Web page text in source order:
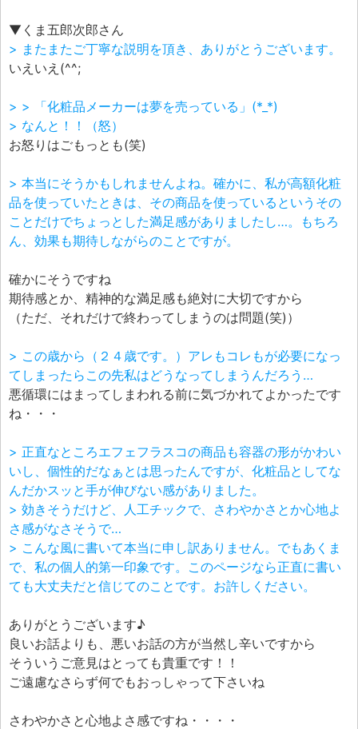
▼くま五郎次郎さん
> またまたご丁寧な説明を頂き、ありがとうございます。
いえいえ(^^;
> > 「化粧品メーカーは夢を売っている」(*_*)
> なんと！！（怒）
お怒りはごもっとも(笑)
> 本当にそうかもしれませんよね。確かに、私が高額化粧
品を使っていたときは、その商品を使っているというその
ことだけでちょっとした満足感がありましたし…。もちろ
ん、効果も期待しながらのことですが。
確かにそうですね
期待感とか、精神的な満足感も絶対に大切ですから
（ただ、それだけで終わってしまうのは問題(笑)）
> この歳から（２４歳です。）アレもコレもが必要になっ
てしまったらこの先私はどうなってしまうんだろう…
悪循環にはまってしまわれる前に気づかれてよかったです
ね・・・
> 正直なところエフェフラスコの商品も容器の形がかわい
いし、個性的だなぁとは思ったんですが、化粧品としてな
んだかスッと手が伸びない感がありました。
> 効きそうだけど、人工チックで、さわやかさとか心地よ
さ感がなさそうで…
> こんな風に書いて本当に申し訳ありません。でもあくま
で、私の個人的第一印象です。このページなら正直に書い
ても大丈夫だと信じてのことです。お許しください。
ありがとうございます♪
良いお話よりも、悪いお話の方が当然し辛いですから
そういうご意見はとっても貴重です！！
ご遠慮なさらず何でもおっしゃって下さいね
さわやかさと心地よさ感ですね・・・・